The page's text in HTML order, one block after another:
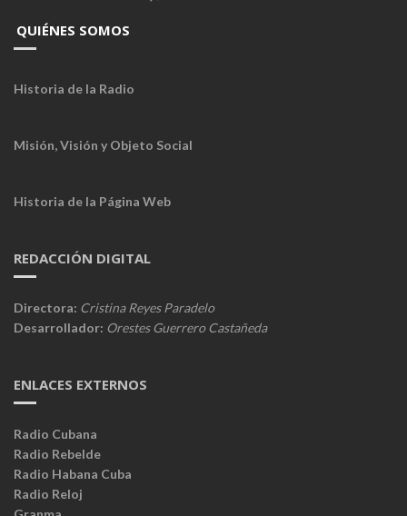
QUIÉNES SOMOS
Historia de la Radio
Misión, Visión y Objeto Social
Historia de la Página Web
REDACCIÓN DIGITAL
Directora: Cristina Reyes Paradelo
Desarrollador: Orestes Guerrero Castañeda
ENLACES EXTERNOS
Radio Cubana
Radio Rebelde
Radio Habana Cuba
Radio Reloj